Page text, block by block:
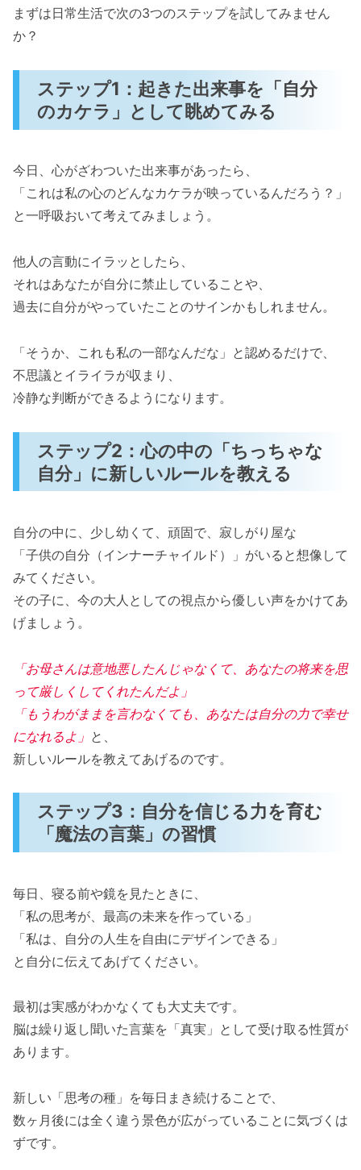
まずは日常生活で次の3つのステップを試してみません
か？
ステップ1：起きた出来事を「自分
のカケラ」として眺めてみる
今日、心がざわついた出来事があったら、
「これは私の心のどんなカケラが映っているんだろう？」
と一呼吸おいて考えてみましょう。
他人の言動にイラッとしたら、
それはあなたが自分に禁止していることや、
過去に自分がやっていたことのサインかもしれません。
「そうか、これも私の一部なんだな」と認めるだけで、
不思議とイライラが収まり、
冷静な判断ができるようになります。
ステップ2：心の中の「ちっちゃな
自分」に新しいルールを教える
自分の中に、少し幼くて、頑固で、寂しがり屋な
「子供の自分（インナーチャイルド）」がいると想像して
みてください。
その子に、今の大人としての視点から優しい声をかけてあ
げましょう。
「お母さんは意地悪したんじゃなくて、あなたの将来を思
って厳しくしてくれたんだよ」
「もうわがままを言わなくても、あなたは自分の力で幸せ
になれるよ」 と、
新しいルールを教えてあげるのです。
ステップ3：自分を信じる力を育む
「魔法の言葉」の習慣
毎日、寝る前や鏡を見たときに、
「私の思考が、最高の未来を作っている」
「私は、自分の人生を自由にデザインできる」
と自分に伝えてあげてください。
最初は実感がわかなくても大丈夫です。
脳は繰り返し聞いた言葉を「真実」として受け取る性質が
あります。
新しい「思考の種」を毎日まき続けることで、
数ヶ月後には全く違う景色が広がっていることに気づくは
ずです。